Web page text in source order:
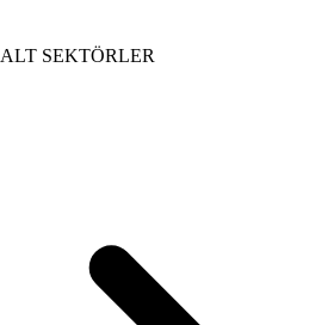
ALT SEKTÖRLER